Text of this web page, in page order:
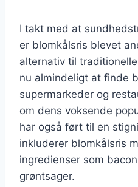
I takt med at
er blomkålsris blevet
alternativ til
nu almindeligt at finde
supermarkeder og
om dens voksende
har også ført til en
inkluderer blomkålsris
ingredienser som
grøntsager.